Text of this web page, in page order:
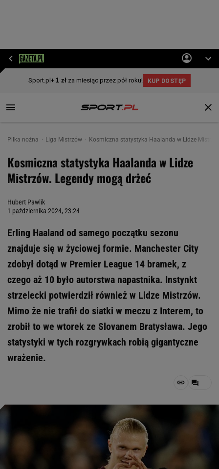
Piłka nożna Liga Mistrzów Kosmiczna statystyka Haalanda w Lidze
Kosmiczna statystyka Haalanda w Lidze
Mistrzów. Legendy mogą drżeć
Hubert Pawlik
1 października 2024, 23:24
Erling Haaland od samego początku sezonu
znajduje się w życiowej formie. Manchester City
zdobył dotąd w Premier League 14 bramek, z
czego aż 10 było autorstwa napastnika. Instynkt
strzelecki potwierdził również w Lidze Mistrzów.
Mimo że nie trafił do siatki w meczu z Interem, to
zrobił to we wtorek ze Slovanem Bratysława. Jego
statystyki w tych rozgrywkach robią gigantyczne
wrażenie.